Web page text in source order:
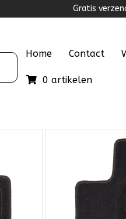
Gratis
Home Contact
0 artikelen